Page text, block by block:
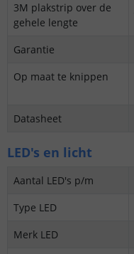
3M plakstrip over de
gehele lengte
Garantie
Op maat te knippen
Datasheet
LED's en licht
Aantal LED's p/m
Type LED
Merk LED